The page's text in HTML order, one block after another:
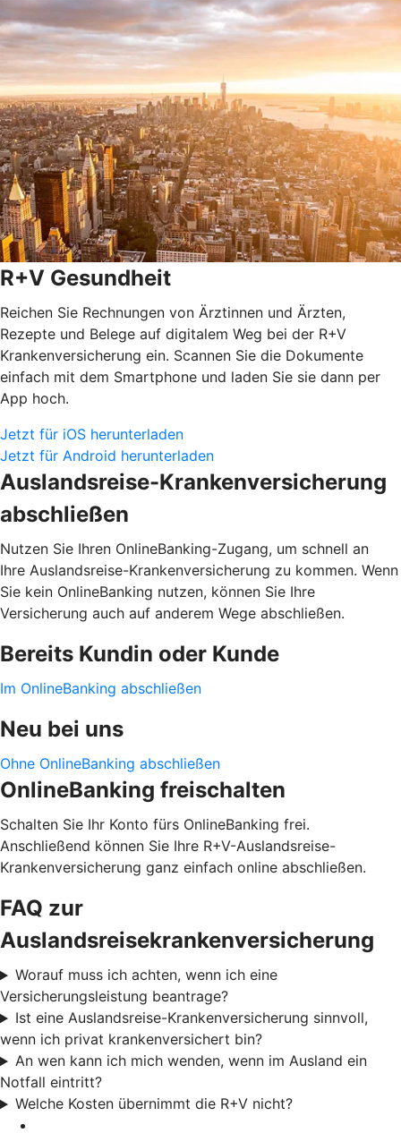
R+V Gesundheit
Reichen Sie Rechnungen von Ärztinnen und Ärzten,
Rezepte und Belege auf digitalem Weg bei der R+V
Krankenversicherung ein. Scannen Sie die Dokumente
einfach mit dem Smartphone und laden Sie sie dann per
App hoch.
Jetzt für iOS herunterladen
Jetzt für Android herunterladen
Auslandsreise-Krankenversicherung
abschließen
Nutzen Sie Ihren OnlineBanking-Zugang, um schnell an
Ihre Auslandsreise-Krankenversicherung zu kommen. Wenn
Sie kein OnlineBanking nutzen, können Sie Ihre
Versicherung auch auf anderem Wege abschließen.
Bereits Kundin oder Kunde
Im OnlineBanking abschließen
Neu bei uns
Ohne OnlineBanking abschließen
OnlineBanking freischalten
Schalten Sie Ihr Konto fürs OnlineBanking frei.
Anschließend können Sie Ihre R+V-Auslandsreise-
Krankenversicherung ganz einfach online abschließen.
FAQ zur
Auslandsreisekrankenversicherung
Worauf muss ich achten, wenn ich eine
Versicherungsleistung beantrage?
Ist eine Auslandsreise-Krankenversicherung sinnvoll,
wenn ich privat krankenversichert bin?
An wen kann ich mich wenden, wenn im Ausland ein
Notfall eintritt?
Welche Kosten übernimmt die R+V nicht?